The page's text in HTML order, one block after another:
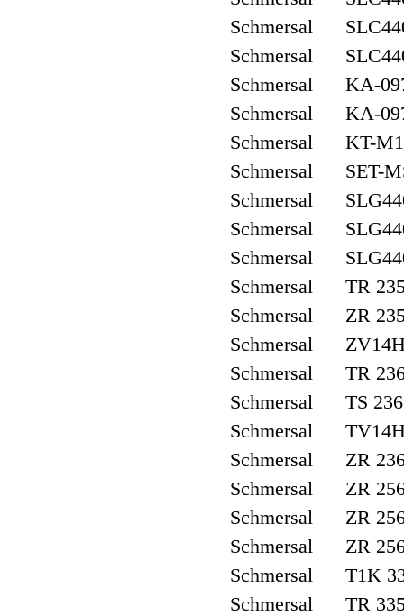
Schmersal
Schmersal
Schmersal KA-
Schmersal KA-
Schmersal KT-
Schmersal SET-
Schmersal
Schmersal
Schmersal
Schmersal TR 235
Schmersal ZR
Schmersal ZV14H
Schmersal TR 236
Schmersal TS 236
Schmersal TV14H
Schmersal ZR
Schmersal ZR
Schmersal ZR
Schmersal ZR 256
Schmersal T1K
Schmersal TR 335